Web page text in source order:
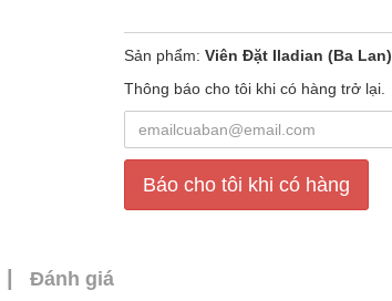
Sản phẩm: Viên Đặt Iladian (Ba Lan)
Thông báo cho tôi khi có hàng trở lại.
Báo cho tôi khi có hàng
Đánh giá